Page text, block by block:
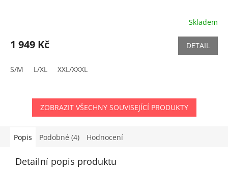
Skladem
1 949 Kč DETAIL
S/M L/XL XXL/XXXL
ZOBRAZIT VŠECHNY SOUVISEJÍCÍ PRODUKTY
Popis Podobné (4) Hodnocení
Detailní popis produktu